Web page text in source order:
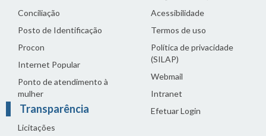
Conciliação
Posto de Identificação
Procon
Internet Popular
Ponto de atendimento à
mulher
Transparência
Licitações
Acessibilidade
Termos de uso
Política de privacidade
(SILAP)
Webmail
Intranet
Efetuar Login